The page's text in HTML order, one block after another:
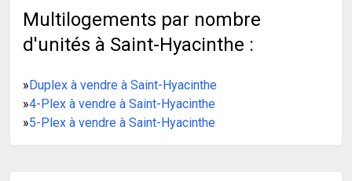
Multilogements par nombre
d'unités à Saint-Hyacinthe :
» Duplex à vendre à Saint-Hyacinthe
»4-Plex à vendre à Saint-Hyacinthe
»5-Plex à vendre à Saint-Hyacinthe